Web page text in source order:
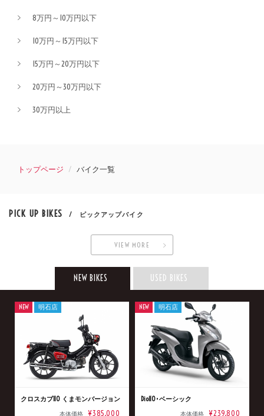
8万円～10万円以下
10万円～15万円以下
15万円～20万円以下
20万円～30万円以下
30万円以上
トップページ バイク一覧
PICK UP BIKES / ピックアップバイク
VIEW MORE
NEW BIKES USED BIKES
クロスカブ110 くまモンバージョン
本体価格 ¥385,000
NEW 明石店
Dio110･ベーシック
本体価格 ¥239,800
NEW 明石店